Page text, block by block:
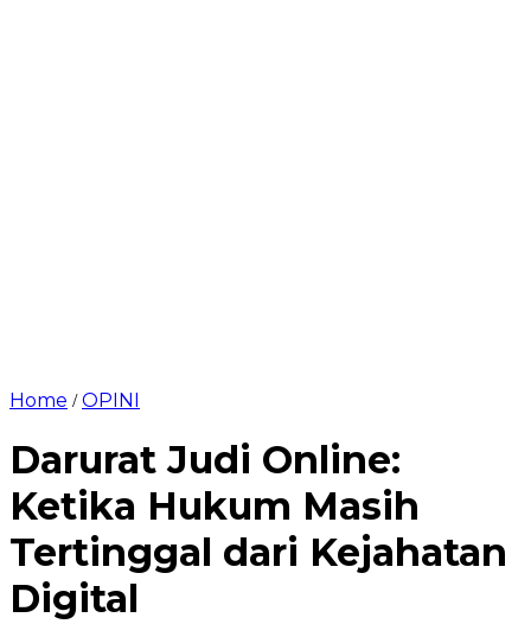
Home /OPINI
Darurat Judi Online:
Ketika Hukum Masih
Tertinggal dari Kejahatan
Digital